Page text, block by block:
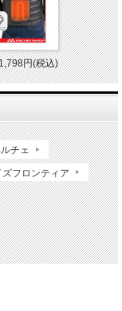
円(税込)
チェ
ズフロンティア